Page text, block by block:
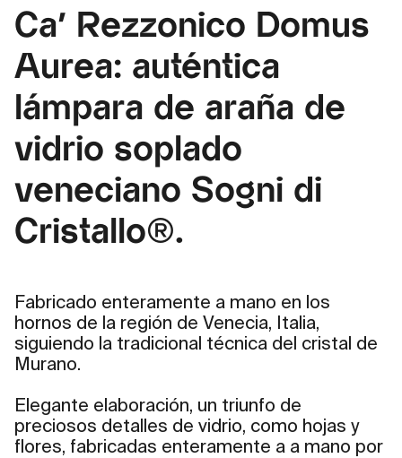
Ca' Rezzonico Domus
Aurea: auténtica
lámpara de araña de
vidrio soplado
veneciano Sogni di
Cristallo®.
Fabricado enteramente a mano en los
hornos de la región de Venecia, Italia,
siguiendo la tradicional técnica del cristal de
Murano.
Elegante elaboración, un triunfo de
preciosos detalles de vidrio, como hojas y
flores, fabricadas enteramente a a mano por